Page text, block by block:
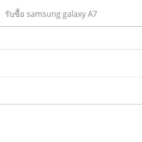
รับซื้อ samsung galaxy A7